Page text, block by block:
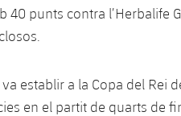
40 punts contra l’Herbalife
establir a la Copa del Rei
en el partit de quarts de